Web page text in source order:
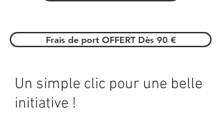
Frais de port OFFERT Dès 90 €
Un simple clic pour une belle
initiative !